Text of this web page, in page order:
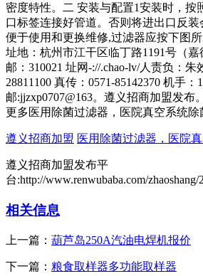
密度特性。二 安装与配置1安装时，按
口标签连接好管道。否则将进出口反
便于使用和更换维修,过滤器应按下图所
址地：杭州市江干区临丁路1191号（
邮：310021 址网-://.chao-lv/人责负：
28811100 真传：0571-85142370 机手：
邮:jjzxp0707@163。遵义招商加盟发布。
更多医用除菌过滤器，医院真空系统除
遵义招商加盟 医用除菌过滤器，医院
遵义招商加盟发布平
台:http://www.renwubaba.com/zhaoshang/
相关信息
上一篇： 葫芦岛250A汽油电焊机报价
下一篇： 粮食取样器多功能取样器